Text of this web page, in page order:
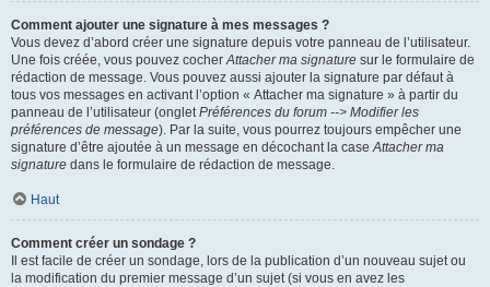
Comment ajouter une signature à mes messages ?
Vous devez d’abord créer une signature depuis votre panneau de l’utilisateur.
Une fois créée, vous pouvez cocherAttacher ma signature sur le formulaire de
rédaction de message. Vous pouvez aussi ajouter la signature par défaut à
tous vos messages en activant l’option « Attacher ma signature » à partir du
panneau de l’utilisateur (ongletPréférences du forum --> Modifier les
préférences de message). Par la suite, vous pourrez toujours empêcher une
signature d’être ajoutée à un message en décochant la caseAttacher ma
signature dans le formulaire de rédaction de message.
Haut
Comment créer un sondage ?
Il est facile de créer un sondage, lors de la publication d’un nouveau sujet ou
la modification du premier message d’un sujet (si vous en avez les